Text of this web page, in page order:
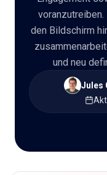
den Bildschirm
und neu
Jules